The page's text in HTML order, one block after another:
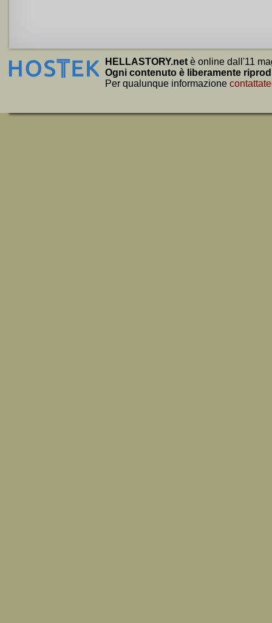
HELLASTORY.net è online dall'11
Ogni contenuto è liberamente
Per qualunque informazione